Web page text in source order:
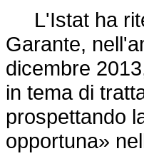
L'Istat ha
Garante,
dicembre
in tema di
prospettando
opportuna»